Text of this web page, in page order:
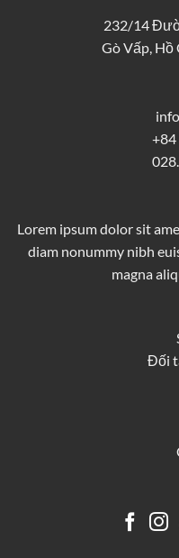
232/14
Gò Vấp, Hồ
Lorem ipsum dolor sit
diam nonummy nibh
magna
Đối